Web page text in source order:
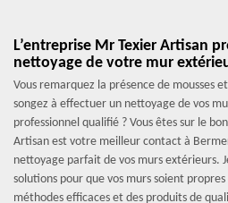
L’entreprise Mr Texier Artisan
nettoyage de votre mur
Vous remarquez la présence de mousses
songez à effectuer un nettoyage de vos
professionnel qualifié ? Vous êtes sur le
Artisan est votre meilleur contact à
nettoyage parfait de vos murs extérieurs.
solutions pour que vos murs soient
méthodes efficaces et des produits de